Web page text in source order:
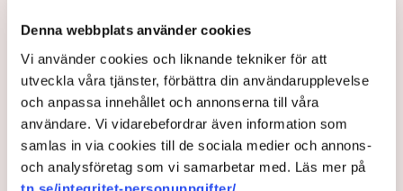
Denna webbplats använder cookies
Vi använder cookies och liknande tekniker för att
utveckla våra tjänster, förbättra din användarupplevelse
och anpassa innehållet och annonserna till våra
användare. Vi vidarebefordrar även information som
samlas in via cookies till de sociala medier och annons-
och analysföretag som vi samarbetar med. Läs mer på
på SMP:s ledarsida.
1 year ago | Av: Redaktionen